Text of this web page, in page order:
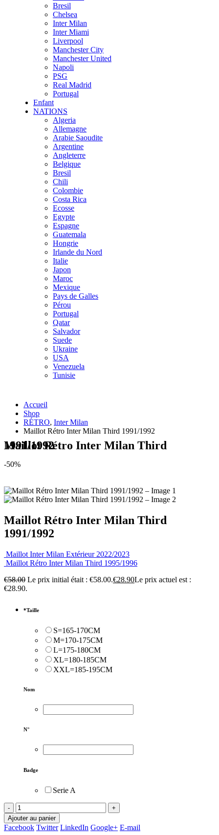
Bresil
Chelsea
Inter Milan
Inter Miami
Liverpool
Manchester City
Manchester United
Napoli
PSG
Real Madrid
Portugal
Enfant
NATIONS
Algeria
Allemagne
Arabie Saoudite
Argentine
Angleterre
Belgique
Bresil
Chili
Colombie
Costa Rica
Ecosse
Egypte
Espagne
Guatemala
Hongrie
Irlande du Nord
Italie
Japon
Maroc
Mexique
Pays de Galles
Pérou
Portugal
Qatar
Salvador
Suede
Ukraine
USA
Venezuela
Tunisie
Accueil
Shop
RÉTRO, Inter Milan
Maillot Rétro Inter Milan Third 1991/1992
Maillot Rétro Inter Milan Third 1991/1992
-50%
Maillot Rétro Inter Milan Third
1991/1992
Maillot Inter Milan Extérieur 2022/2023
Maillot Rétro Inter Milan Third 1995/1996
€58.00 Le prix initial était : €58.00.€28.90Le prix actuel est :
€28.90.
*Taille
S=165-170CM
M=170-175CM
L=175-180CM
XL=180-185CM
XXL=185-195CM
Nom
N°
Badge
Serie A
-
+
Ajouter au panier
Facebook Twitter LinkedIn Google+ E-mail